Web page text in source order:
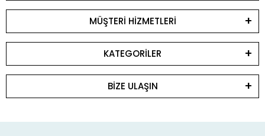
MÜŞTERİ HİZMETLERİ
KATEGORİLER
BİZE ULAŞIN